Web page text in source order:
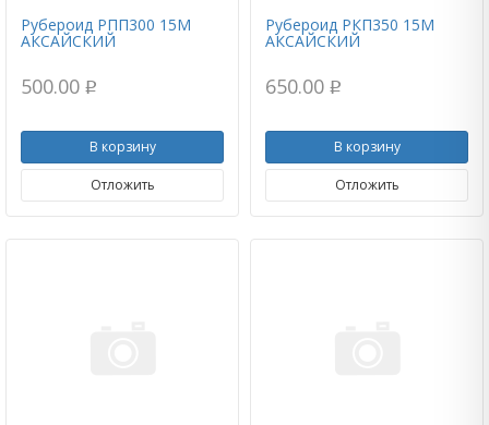
Рубероид РПП300 15М
АКСАЙСКИЙ
500.00 p
В корзину
Отложить
Рубероид РКП350 15М
АКСАЙСКИЙ
650.00 p
В корзину
Отложить